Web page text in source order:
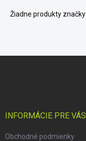
Žiadne produkty značky
INFORMÁCIE PRE VÁS
Obchodné podmienky